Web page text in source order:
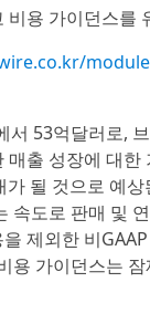
용 가이던스를
53억달러로,
출 성장에 대
될 것으로 예
도로 판매 및
제외한 비
용 가이던스는